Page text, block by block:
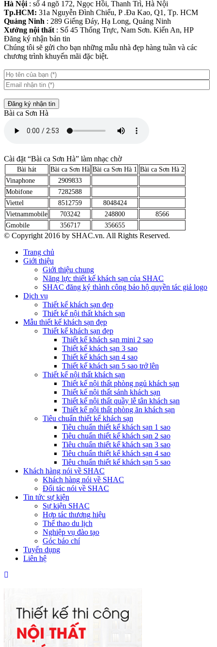
Hà Nội : số 4 ngõ 172, Ngọc Hồi, Thanh Trì, Hà Nội
Tp.HCM: 31a Nguyễn Đình Chiểu, P .Đa Kao, Q1, Tp. HCM
Quảng Ninh : 289 Giếng Đáy, Hạ Long, Quảng Ninh
Xưởng nội thất : Số 45 Thống Trực, Nam Sơn. Kiến An, HP
Đăng ký nhận bản tin
Chúng tôi sẽ gửi cho bạn những mẫu nhà đẹp hàng tuần và các
chương trình khuyến mãi đặc biệt.
Đăng ký nhận tin
Bài ca Sơn Hà
Cài đặt “Bài ca Sơn Hà” làm nhạc chờ
Bài hát Bài ca Sơn Hà Bài ca Sơn Hà 1 Bài ca Sơn Hà 2
Vinaphone
2909833
Mobifone
7282588
Viettel
8512759
8048424
Vietnammobile
703242 248800
8566
Gmobile
356717 356655
© Copyright 2016 by SHAC.vn. All Rights Reserved.
Trang chủ
Giới thiệu
Giới thiệu chung
Năng lực thiết kế khách sạn của SHAC
SHAC đăng ký thành công bảo hộ quyền tác giả logo
Dịch vụ
Thiết kế khách sạn đẹp
Thiết kế nội thất khách sạn
Mẫu thiết kế khách sạn đẹp
Thiết kế khách sạn đẹp
Thiết kế khách sạn mini 2 sao
Thiết kế khách sạn 3 sao
Thiết kế khách sạn 4 sao
Thiết kế khách sạn 5 sao trở lên
Thiết kế nội thất khách sạn
Thiết kế nội thất phòng ngủ khách sạn
Thiết kế nội thất sảnh khách sạn
Thiết kế nội thất quầy lễ tân khách sạn
Thiết kế nội thất phòng ăn khách sạn
Tiêu chuẩn thiết kế khách sạn
Tiêu chuẩn thiết kế khách sạn 1 sao
Tiêu chuẩn thiết kế khách sạn 2 sao
Tiêu chuẩn thiết kế khách sạn 3 sao
Tiêu chuẩn thiết kế khách sạn 4 sao
Tiêu chuẩn thiết kế khách sạn 5 sao
Khách hàng nói về SHAC
Khách hàng nói về SHAC
Đối tác nói về SHAC
Tin tức sự kiện
Sự kiện SHAC
Hợp tác thương hiệu
Thể thao du lịch
Nghiệp vụ đào tạo
Góc báo chí
Tuyển dụng
Liên hệ